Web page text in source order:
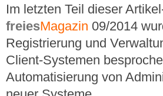
Im letzten Teil dieser
freiesMagazin 09/2014
Registrierung und
Client-Systemen
Automatisierung von